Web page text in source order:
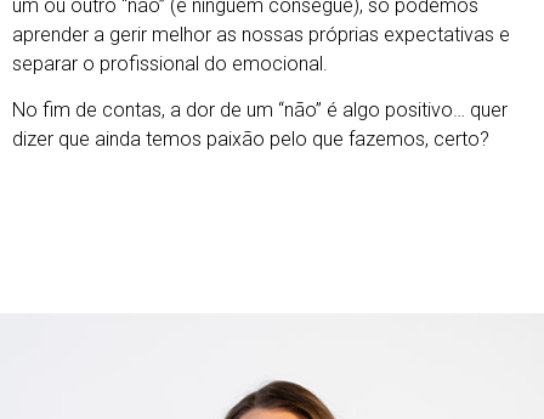
um ou outro “não” (e ninguém consegue), só podemos
aprender a gerir melhor as nossas próprias expectativas e
separar o profissional do emocional.
No fim de contas, a dor de um “não” é algo positivo… quer
dizer que ainda temos paixão pelo que fazemos, certo?